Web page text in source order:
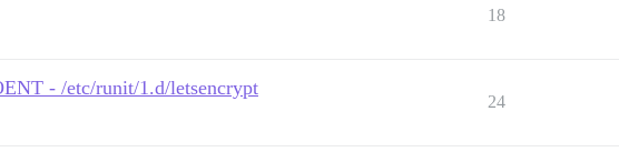
18
- /etc/runit/1.d/letsencrypt
24